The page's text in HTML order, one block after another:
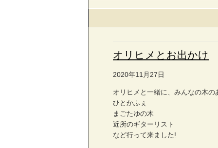
オリヒメとお出かけ
2020年11月27日
オリヒメと一緒に、みんなの木の
ひとかふぇ
まごたゆの木
近所のギターリスト
など行って来ました!